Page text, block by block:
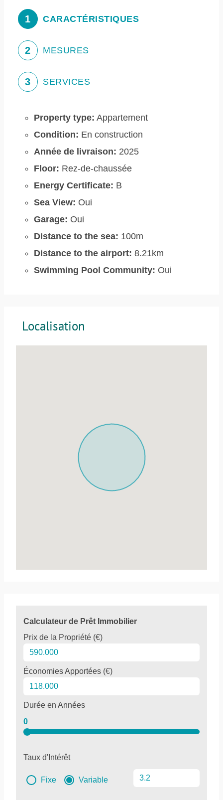
1 CARACTÉRISTIQUES
2 MESURES
3 SERVICES
Property type: Appartement
Condition: En construction
Année de livraison: 2025
Floor: Rez-de-chaussée
Energy Certificate: B
Sea View: Oui
Garage: Oui
Distance to the sea: 100m
Distance to the airport: 8.21km
Swimming Pool Community: Oui
Localisation
Calculateur de Prêt Immobilier
Prix de la Propriété (€)
Économies Apportées (€)
Durée en Années
0
Taux d'Intérêt
Fixe Variable